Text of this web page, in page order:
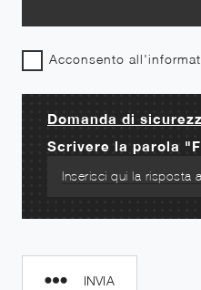
Acconsento
Domanda di
Scrivere la parola
INVIA